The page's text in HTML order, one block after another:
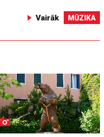
Vairāk MŪZIKA